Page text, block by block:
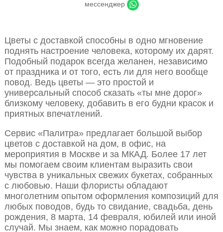
мессенджер
Цветы с доставкой способны в одно мгновение
поднять настроение человека, которому их дарят.
Подобный подарок всегда желанен, независимо
от праздника и от того, есть ли для него вообще
повод. Ведь цветы — это простой и
универсальный способ сказать «ты мне дорог»
близкому человеку, добавить в его будни красок и
приятных впечатлений.
Сервис «Палитра» предлагает большой выбор
цветов с доставкой на дом, в офис, на
мероприятия в Москве и за МКАД. Более 17 лет
мы помогаем своим клиентам выразить свои
чувства в уникальных свежих букетах, собранных
с любовью. Наши флористы обладают
многолетним опытом оформления композиций для
любых поводов, будь то свидание, свадьба, день
рождения, 8 марта, 14 февраля, юбилей или иной
случай. Мы знаем, как можно порадовать